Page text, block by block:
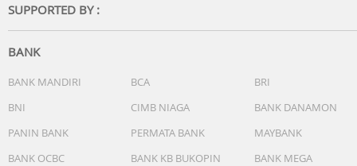
SUPPORTED BY :
BANK
BANK MANDIRI BCA
BRI
BNI
CIMB NIAGA
BANK DANAMON
PANIN BANK
PERMATA BANK
MAYBANK
BANK OCBC
BANK KB BUKOPIN
BANK MEGA